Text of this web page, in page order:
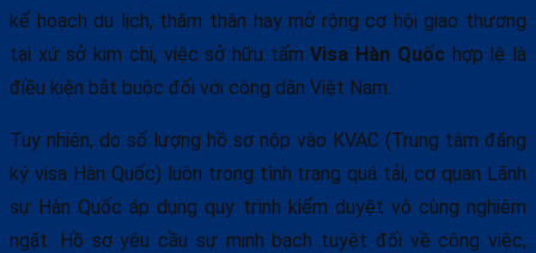
kế hoạch du lịch, thăm thân hay mở rộng cơ hội giao thương
tại xứ sở kim chi, việc sở hữu tấmVisa Hàn Quốc hợp lệ là
điều kiện bắt buộc đối với công dân Việt Nam.
Tuy nhiên, do số lượng hồ sơ nộp vào KVAC (Trung tâm đăng
ký visa Hàn Quốc) luôn trong tình trạng quá tải, cơ quan Lãnh
sự Hàn Quốc áp dụng quy trình kiểm duyệt vô cùng nghiêm
ngặt. Hồ sơ yêu cầu sự minh bạch tuyệt đối về công việc,